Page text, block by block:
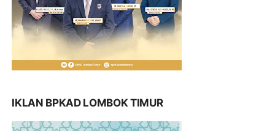
IKLAN BPKAD LOMBOK TIMUR